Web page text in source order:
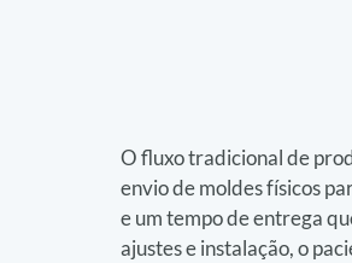
O fluxo tradicional de
envio de moldes físicos
e um tempo de entrega
ajustes e instalação, o